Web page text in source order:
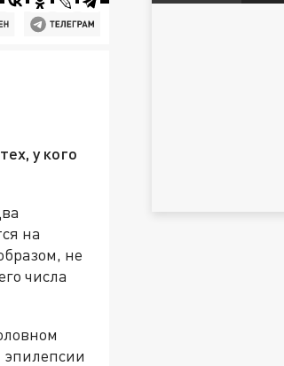
у кого
на
не
числа
эпилепсии